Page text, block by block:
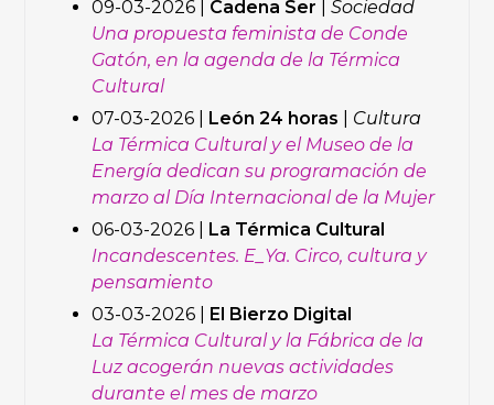
09-03-2026 | Cadena Ser |Sociedad
Una propuesta feminista de Conde
Gatón, en la agenda de la Térmica
Cultural
07-03-2026 | León 24 horas
Cultura
La Térmica Cultural y el Museo de la
Energía dedican su programación de
marzo al Día Internacional de la Mujer
06-03-2026 | La Térmica Cultural
Incandescentes. E_Ya. Circo, cultura y
pensamiento
03-03-2026 | El Bierzo Digital
La Térmica Cultural y la Fábrica de la
Luz acogerán nuevas actividades
durante el mes de marzo